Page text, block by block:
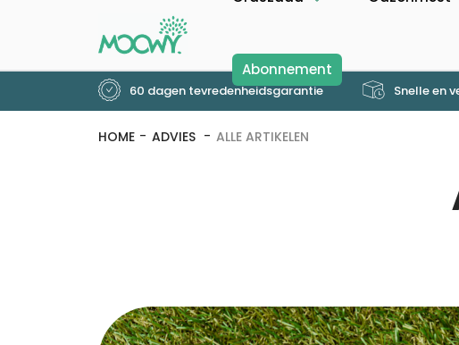
Abonnement
60 dagen tevredenheidsgarantie Snelle en
HOME ADVIES ALLE ARTIKELEN